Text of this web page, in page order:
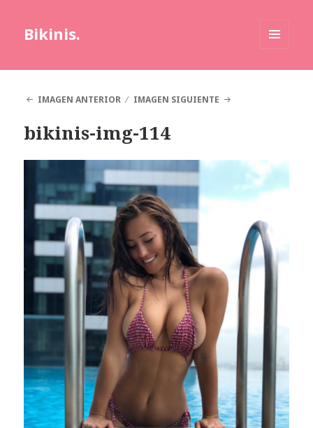
Bikinis.
IMAGEN ANTERIOR
IMAGEN SIGUIENTE
bikinis-img-114